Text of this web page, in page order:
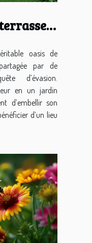
oasis de
par de
d’évasion.
en un jardin
d’embellir son
d’un lieu